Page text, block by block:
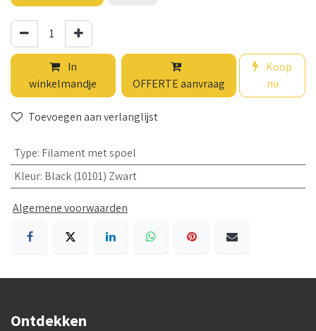
In
winkelmandje
OFFERTE aanvraag
Koop
nu
Toevoegen aan verlanglijst
Type: Filament met spoel
Kleur: Black (10101) Zwart
Algemene voorwaarden
Ontdekken